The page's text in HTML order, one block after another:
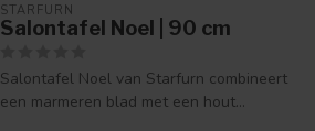
STARFURN
Salontafel Noel | 90 cm
Salontafel Noel van Starfurn combineert
een marmeren blad met een hout...